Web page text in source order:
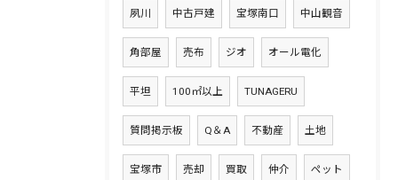
夙川 中古戸建 宝塚南口 中山観音
角部屋 売布 ジオ オール電化
平坦 100㎡以上 TUNAGERU
質問掲示板 Q＆A 不動産 土地
宝塚市 売却 買取 仲介 ペット